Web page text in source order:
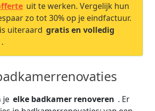
uit te werken. Vergelijk hun
zo tot 30% op je eindfactuur.
uiteraard gratis en volledig
.
je elke badkamer renoveren . Er